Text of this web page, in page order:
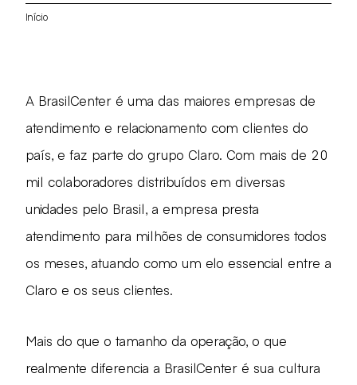
Início
A BrasilCenter é uma das maiores empresas de
atendimento e relacionamento com clientes do
país, e faz parte do grupo Claro. Com mais de 20
mil colaboradores distribuídos em diversas
unidades pelo Brasil, a empresa presta
atendimento para milhões de consumidores todos
os meses, atuando como um elo essencial entre a
Claro e os seus clientes.
Mais do que o tamanho da operação, o que
realmente diferencia a BrasilCenter é sua cultura